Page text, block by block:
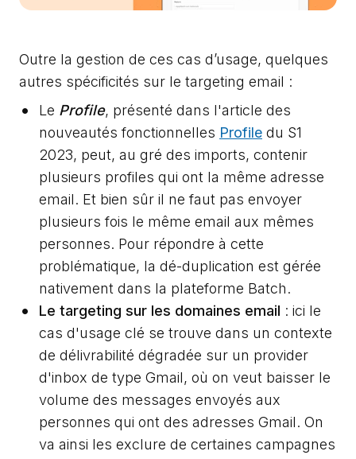
Outre la gestion de ces cas d’usage, quelques
autres spécificités sur le targeting email :
Le Profile, présenté dans l'article des
nouveautés fonctionnelles Profile du S1
2023, peut, au gré des imports, contenir
plusieurs profiles qui ont la même adresse
email. Et bien sûr il ne faut pas envoyer
plusieurs fois le même email aux mêmes
personnes. Pour répondre à cette
problématique, la dé-duplication est gérée
nativement dans la plateforme Batch.
Le targeting sur les domaines email : ici le
cas d'usage clé se trouve dans un contexte
de délivrabilité dégradée sur un provider
d'inbox de type Gmail, où on veut baisser le
volume des messages envoyés aux
personnes qui ont des adresses Gmail. On
va ainsi les exclure de certaines campagnes